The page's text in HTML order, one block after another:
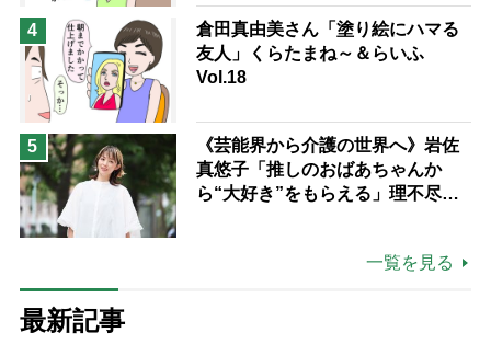
4
倉田真由美さん「塗り絵にハマる
友人」くらたまね～＆らいふ
Vol.18
5
《芸能界から介護の世界へ》岩佐
真悠子「推しのおばあちゃんか
ら“大好き”をもらえる」理不尽さ
一覧を見る
最新記事